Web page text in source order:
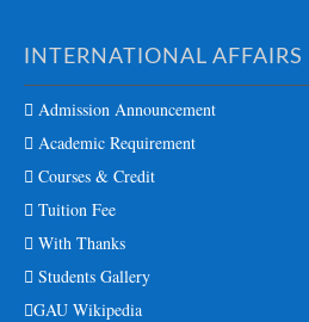
INTERNATIONAL AFFAIRS
Admission Announcement
Academic Requirement
Courses & Credit
Tuition Fee
With Thanks
Students Gallery
GAU Wikipedia